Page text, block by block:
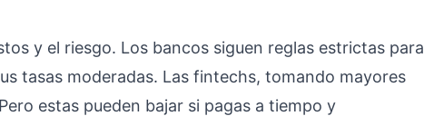
y el riesgo. Los bancos siguen reglas estrictas para
tasas moderadas. Las fintechs, tomando mayores
estas pueden bajar si pagas a tiempo y